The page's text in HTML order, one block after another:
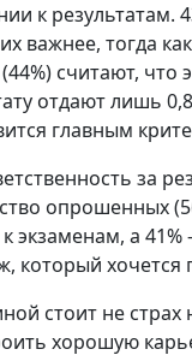
к результатам.
важнее, тогда
считают,
отдают лишь
главным
за
опрошенных
экзаменам, а
который хочется
стоит не
хорошую